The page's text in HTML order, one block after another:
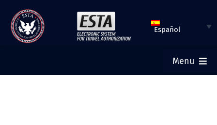
contenido
Español
Menu